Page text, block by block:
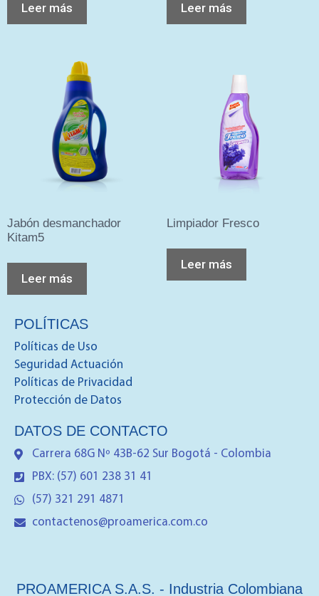
Leer más Leer más
Jabón desmanchador
Kitam5
Leer más
Limpiador Fresco
Leer más
POLÍTICAS
Políticas de Uso
Seguridad Actuación
Políticas de Privacidad
Protección de Datos
DATOS DE CONTACTO
Carrera 68G Nº 43B-62 Sur Bogotá - Colombia
PBX: (57) 601 238 31 41
(57) 321 291 4871
contactenos@proamerica.com.co
PROAMERICA S.A.S. - Industria Colombiana